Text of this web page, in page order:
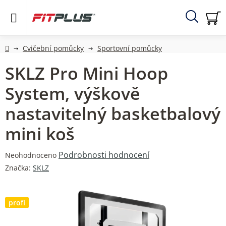
Hledat
DomůCvičební pomůcky Sportovní pomůcky
SKLZ Pro Mini Hoop
System, výškově
nastavitelný basketbalový
mini koš
Průměrné
hodnocení
0,0
z
Neohodnoceno Podrobnosti hodnocení
Značka: SKLZ
profi